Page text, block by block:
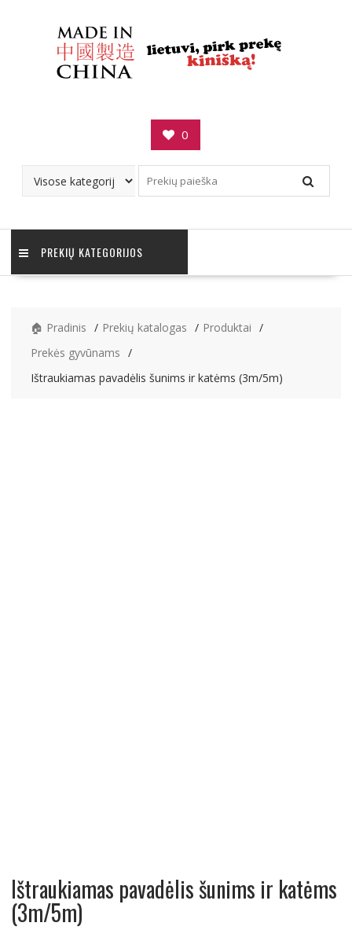
0
PREKIŲ KATEGORIJOS
🏠 Pradinis Prekių katalogas
Produktai
Prekės gyvūnams
Ištraukiamas pavadėlis šunims ir katėms (3m/5m)
Ištraukiamas pavadėlis šunims ir katėms
(3m/5m)